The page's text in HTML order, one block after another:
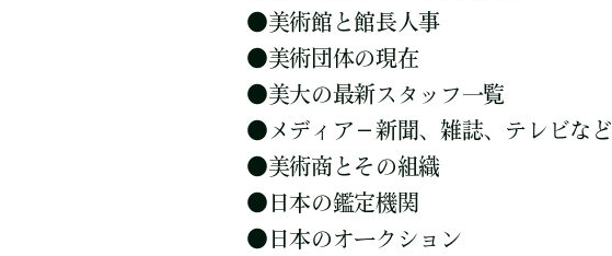
●美術館と館長人事
●美術団体の現在
●美大の最新スタッフ一覧
● メディア－新聞、雑誌、テレビなど
●美術商とその組織
● 日本の鑑定機関
● 日本のオークション